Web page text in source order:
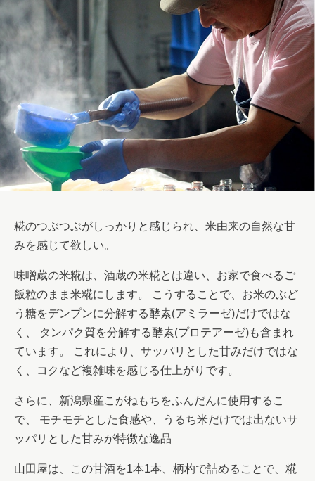
糀のつぶつぶがしっかりと感じられ、米由来の自然な甘
みを感じて欲しい。
味噌蔵の米糀は、酒蔵の米糀とは違い、お家で食べるご
飯粒のまま米糀にします。 こうすることで、お米のぶど
う糖をデンプンに分解する酵素(アミラーゼ)だけではな
く、 タンパク質を分解する酵素(プロテアーゼ)も含まれ
ています。 これにより、サッパリとした甘みだけではな
く、コクなど複雑味を感じる仕上がりです。
さらに、新潟県産こがねもちをふんだんに使用するこ
で、 モチモチとした食感や、うるち米だけでは出ないサ
ッパリとした甘みが特徴な逸品
山田屋は、この甘酒を1本1本、柄杓で詰めることで、糀